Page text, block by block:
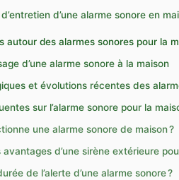
d’une alarme sonore en
autour des alarmes sonores pour la
d’une alarme sonore à la maison
et évolutions récentes des
sur l’alarme sonore pour la
une alarme sonore de maison ?
d’une sirène extérieure
de l’alerte d’une alarme sonore ?